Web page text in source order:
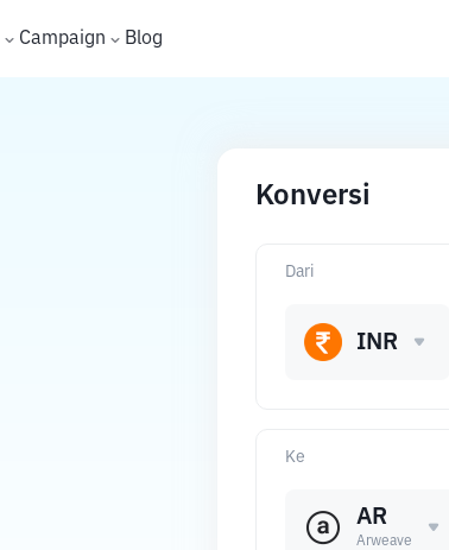
Campaign Blog
Konversi
Ke
AR
Arweave
Dari
INR